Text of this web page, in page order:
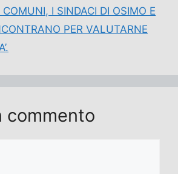
COMUNI, I SINDACI DI OSIMO E
PER VALUTARNE
commento